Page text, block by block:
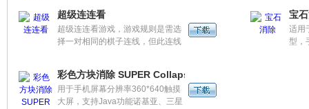
和连
超级连连看
超级连连看游戏，游戏规则是需选
择一对相同的棋子连线，但此连线
则消除此一对棋子而得分。每一局
里玩家需要在规定的时间内消除所
有的棋子，当完成任务后，方能进
宝
适用
型，
彩色方块消除 SUPER Collapse
用于手机屏幕分辨率360*640触摸
大屏，支持Java功能诺基亚、三星